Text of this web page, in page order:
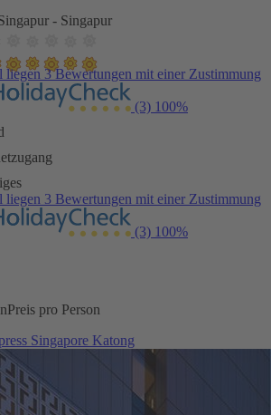
- Singapur
liegen 3 Bewertungen mit einer Zustimmung
(3) 100%
liegen 3 Bewertungen mit einer Zustimmung
(3) 100%
Preis pro Person
Singapore Katong